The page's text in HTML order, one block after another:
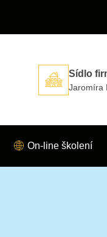
Sídlo
Jaromíra
On-line školení